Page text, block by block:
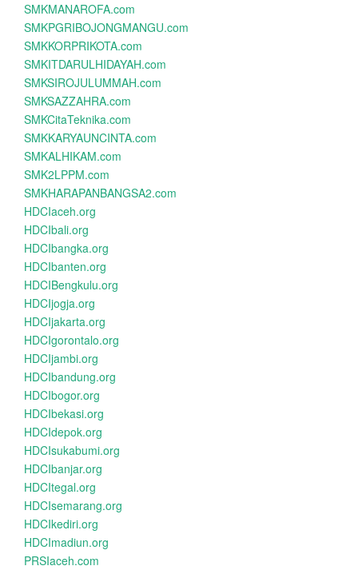
SMKMANAROFA.com
SMKPGRIBOJONGMANGU.com
SMKKORPRIKOTA.com
SMKITDARULHIDAYAH.com
SMKSIROJULUMMAH.com
SMKSAZZAHRA.com
SMKCitaTeknika.com
SMKKARYAUNCINTA.com
SMKALHIKAM.com
SMK2LPPM.com
SMKHARAPANBANGSA2.com
HDCIaceh.org
HDCIbali.org
HDCIbangka.org
HDCIbanten.org
HDCIBengkulu.org
HDCIjogja.org
HDCIjakarta.org
HDCIgorontalo.org
HDCIjambi.org
HDCIbandung.org
HDCIbogor.org
HDCIbekasi.org
HDCIdepok.org
HDCIsukabumi.org
HDCIbanjar.org
HDCItegal.org
HDCIsemarang.org
HDCIkediri.org
HDCImadiun.org
PRSIaceh.com